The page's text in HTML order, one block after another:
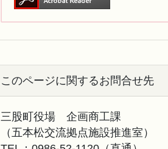
このページに関するお問合せ先
三股町役場 企画商工課
（五本松交流拠点施設推進室）